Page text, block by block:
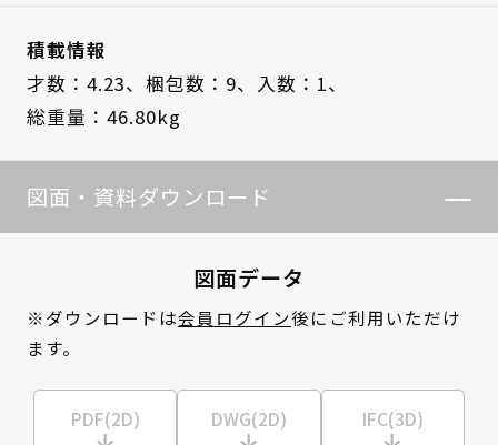
積載情報
才数：4.23、 梱包数：9、
入数：1、
総重量：46.80kg
図面・資料ダウンロード
図面データ
※ダウンロードは会員ログイン後にご利用いただけ
ます。
PDF(2D) DWG(2D) IFC(3D)